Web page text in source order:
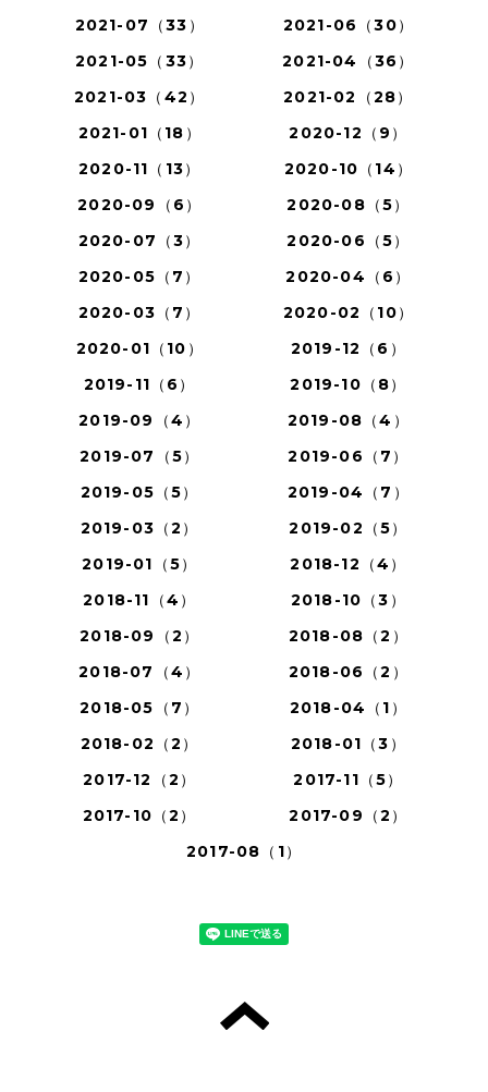
2021-07（33）
2021-06（30）
2021-05（33）
2021-04（36）
2021-03（42）
2021-02（28）
2021-01（18）
2020-12（9）
2020-11（13）
2020-10（14）
2020-09（6）
2020-08（5）
2020-07（3）
2020-06（5）
2020-05（7）
2020-04（6）
2020-03（7）
2020-02（10）
2020-01（10）
2019-12（6）
2019-11（6）
2019-10（8）
2019-09（4）
2019-08（4）
2019-07（5）
2019-06（7）
2019-05（5）
2019-04（7）
2019-03（2）
2019-02（5）
2019-01（5）
2018-12（4）
2018-11（4）
2018-10（3）
2018-09（2）
2018-08（2）
2018-07（4）
2018-06（2）
2018-05（7）
2018-04（1）
2018-02（2）
2018-01（3）
2017-12（2）
2017-11（5）
2017-10（2）
2017-09（2）
2017-08（1）